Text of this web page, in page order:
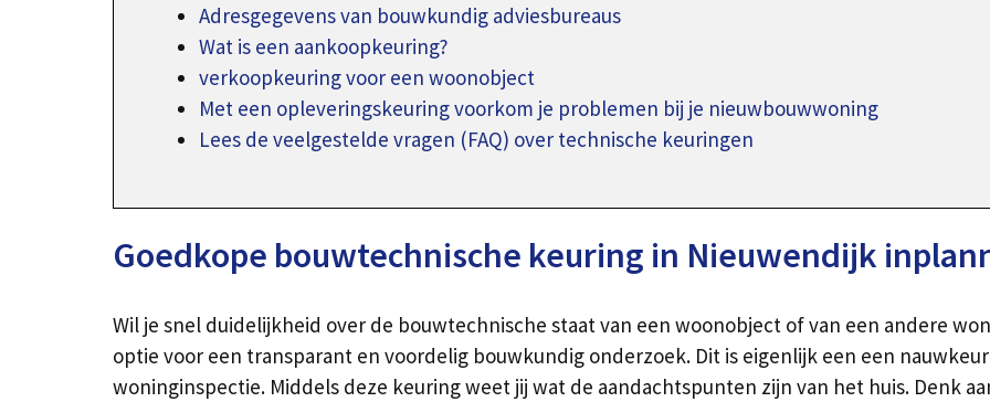
Adresgegevens van bouwkundig adviesbureaus
Wat is een aankoopkeuring?
verkoopkeuring voor een woonobject
Met een opleveringskeuring voorkom je problemen bij je nieuwbouwwoning
Lees de veelgestelde vragen (FAQ) over technische keuringen
Goedkope bouwtechnische keuring in Nieuwendijk
Wil je snel duidelijkheid over de bouwtechnische staat van een woonobject of van een andere
optie voor een transparant en voordelig bouwkundig onderzoek. Dit is eigenlijk een een
woninginspectie. Middels deze keuring weet jij wat de aandachtspunten zijn van het huis. Denk